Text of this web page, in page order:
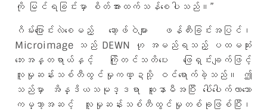
ကို မြင်ရခြင်းမှာ စိတ်အားထက်သန်စေပါသည်။”
ဂိမ်းပြောင်းလဲစေမည့် ဆော့ဖ်ဝဲများ ဖန်တီးခြင်းအပြင်၊
Microimage သည် DEWN ဟု အမည်ရသည့် ပထမဆုံး
ဘေးအန္တရာယ်နှင့် ကြိုတင်သတိပေး ဖြေရှင်းချက်ဖြင့်
လူမှုဆန်းသစ်တီထွင်မှုကဏ္ဍသို့ ဝင်ရောက်ခဲ့သည်။ ဤ
သည်မှာ အိန္ဒိယသမုဒ္ဒရာ ဆူနာမီအပြီး ပေါ်ပေါက်လာသော
ကမ္ဘာ့အဆင့် လူမှုဆန်းသစ်တီထွင်မှုတစ်ခုဖြစ်ပြီး၊